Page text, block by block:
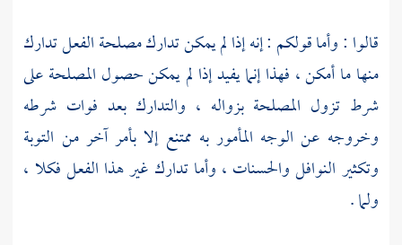
قالوا : وأما قولكم : إنه إذا لم يمكن تدارك مصلحة الفعل تدارك
منها ما أمكن ، فهذا إنما يفيد إذا لم يمكن حصول المصلحة على
شرط تزول المصلحة بزواله ، والتدارك بعد فوات شرطه
وخروجه عن الوجه المأمور به ممتنع إلا بأمر آخر من التوبة
وتكثير النوافل والحسنات ، وأما تدارك غير هذا الفعل فكلا ،
ولما .